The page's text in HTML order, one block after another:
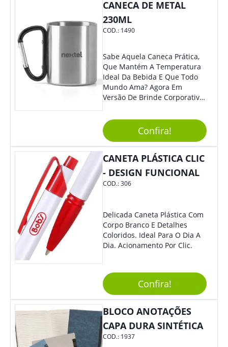
CANECA DE METAL
230ML
COD.: 1490
Sabe Aquela Caneca Prática,
Que Mantém A Temperatura
Ideal Da Bebida E Que Todo
Mundo Ama? Agora Em
Versão De Brinde Corporativo
Sua Marca Com Muito Estilo E
Acrescentar Ainda Mais
Praticidade À Eventos E Feiras
De Exposição.
Confira!
CANETA PLÁSTICA CLIC
- DESIGN FUNCIONAL
COD.:306
Delicada Caneta Plástica Com
Corpo Branco E Detalhes
Coloridos. Ideal Para O Dia A
Dia. Acionamento Por Clic.
Confira!
BLOCO ANOTAÇÕES
CAPA DURA SINTÉTICA
COD.: 1937